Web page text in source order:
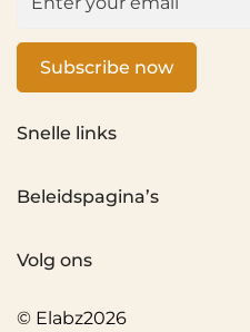
Subscribe now
Snelle links
Alle producten
Over ons
Beleidspagina’s
Terugbetalingsbeleid
Verzendbeleid
Volg ons
© Elabz2026